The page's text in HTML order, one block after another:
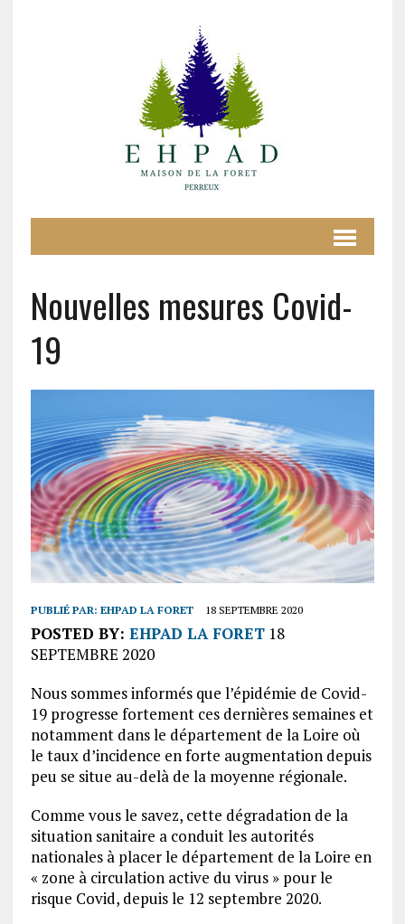
Nouvelles mesures Covid-
19
PUBLIÉ PAR: EHPAD LA FORET 18 SEPTEMBRE 2020
POSTED BY: EHPAD LA FORET18
SEPTEMBRE 2020
Nous sommes informés que l’épidémie de Covid-
19 progresse fortement ces dernières semaines et
notamment dans le département de la Loire où
le taux d’incidence en forte augmentation depuis
peu se situe au-delà de la moyenne régionale.
Comme vous le savez, cette dégradation de la
situation sanitaire a conduit les autorités
nationales à placer le département de la Loire en
« zone à circulation active du virus » pour le
risque Covid, depuis le 12 septembre 2020.